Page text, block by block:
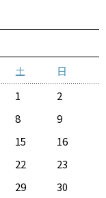
土
日
1
2
8
9
15
16
22
23
29
30